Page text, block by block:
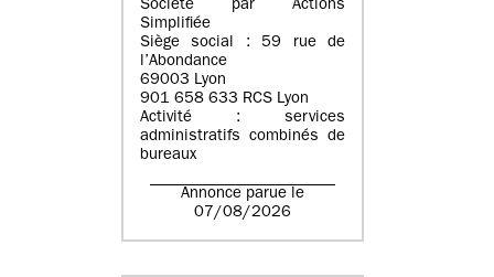
Société par Actions
Simplifiée
Siège social : 59 rue de
l’Abondance
69003 Lyon
901 658 633 RCS Lyon
Activité : services
administratifs combinés de
bureaux
Annonce parue le
07/08/2026